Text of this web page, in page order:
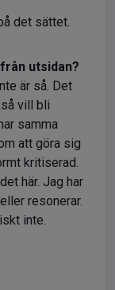
det sättet.
utsidan?
är så. Det
vill bli
samma
att göra sig
kritiserad.
här. Jag har
resonerar.
inte.